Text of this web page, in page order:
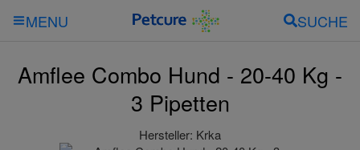
MENU SUCHE
Amflee Combo Hund - 20-40 Kg -
3 Pipetten
Hersteller: Krka